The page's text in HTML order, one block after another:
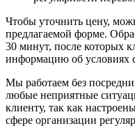
Чтобы уточнить цену,
предлагаемой форме.
30 минут, после которых
информацию об условиях
Мы работаем без
любые неприятные
клиенту, так как
сфере организации